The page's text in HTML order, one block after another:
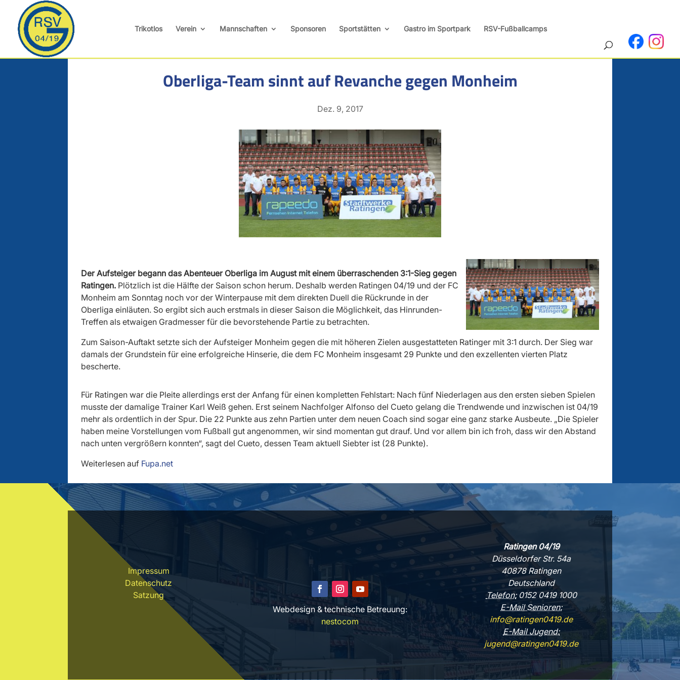
Trikotlos Verein Mannschaften Sponsoren Sportstätten Gastro im Sportpark RSV-Fußballcamps
Oberliga-Team sinnt auf Revanche gegen Monheim
Dez. 9, 2017
Der Aufsteiger begann das Abenteuer Oberliga im August mit einem überraschenden 3:1-Sieg gegen
Ratingen. Plötzlich ist die Hälfte der Saison schon herum. Deshalb werden Ratingen 04/19 und der FC
Monheim am Sonntag noch vor der Winterpause mit dem direkten Duell die Rückrunde in der
Oberliga einläuten. So ergibt sich auch erstmals in dieser Saison die Möglichkeit, das Hinrunden-
Treffen als etwaigen Gradmesser für die bevorstehende Partie zu betrachten.
Zum Saison-Auftakt setzte sich der Aufsteiger Monheim gegen die mit höheren Zielen ausgestatteten Ratinger mit 3:1 durch. Der Sieg war
damals der Grundstein für eine erfolgreiche Hinserie, die dem FC Monheim insgesamt 29 Punkte und den exzellenten vierten Platz
bescherte.
Für Ratingen war die Pleite allerdings erst der Anfang für einen kompletten Fehlstart: Nach fünf Niederlagen aus den ersten sieben Spielen
musste der damalige Trainer Karl Weiß gehen. Erst seinem Nachfolger Alfonso del Cueto gelang die Trendwende und inzwischen ist 04/19
mehr als ordentlich in der Spur. Die 22 Punkte aus zehn Partien unter dem neuen Coach sind sogar eine ganz starke Ausbeute. „Die Spieler
haben meine Vorstellungen vom Fußball gut angenommen, wir sind momentan gut drauf. Und vor allem bin ich froh, dass wir den Abstand
nach unten vergrößern konnten“, sagt del Cueto, dessen Team aktuell Siebter ist (28 Punkte).
Weiterlesen auf Fupa.net
Impressum
Datenschutz
Satzung
Webdesign & technische Betreuung:
nestocom
Ratingen 04/19
Düsseldorfer Str. 54a
40878 Ratingen
Deutschland
Telefon:0152 0419 1000
E-Mail Senioren:
info@ratingen0419.de
E-Mail Jugend:
jugend@ratingen0419.de